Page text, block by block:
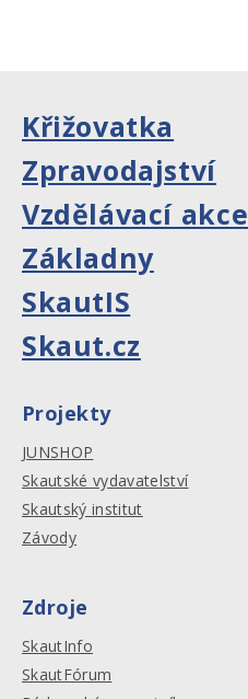
Křižovatka
Zpravodajství
Vzdělávací akce
Základny
SkautIS
Skaut.cz
Projekty
JUNSHOP
Skautské vydavatelství
Skautský institut
Závody
Zdroje
SkautInfo
SkautFórum